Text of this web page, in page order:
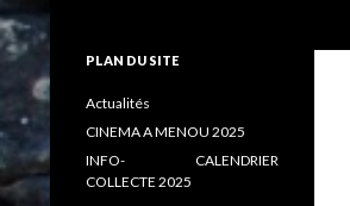
PLAN DU SITE
Actualités
CINEMA A MENOU 2025
INFO- CALENDRIER
COLLECTE 2025